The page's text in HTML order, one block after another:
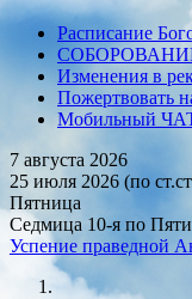
Расписание
Изменения в
Пожертвовать
Мобильный
7 августа 2026
25 июля 2026 (по
Пятница
Седмица 10-я по
Успение праведной